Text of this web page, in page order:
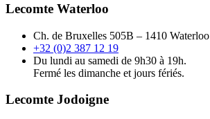
Lecomte Waterloo
Ch. de Bruxelles 505B – 1410 Waterloo
+32 (0)2 387 12 19
Du lundi au samedi de 9h30 à 19h.
Fermé les dimanche et jours fériés.
Lecomte Jodoigne